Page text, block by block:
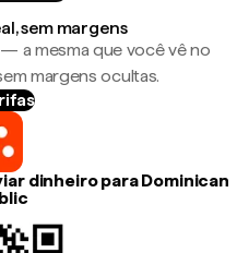
sem margens
a mesma que você vê no
margens ocultas.
dinheiro para Dominican